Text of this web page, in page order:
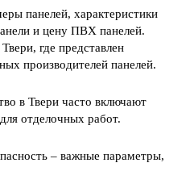
панелей, характеристики
и цену ПВХ панелей.
где представлен
производителей панелей.
в Твери часто включают
отделочных работ.
– важные параметры,